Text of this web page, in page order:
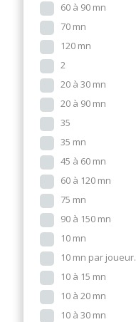
60 à 90 mn
70 mn
120 mn
2
20 à 30 mn
20 à 90 mn
35
35 mn
45 à 60 mn
60 à 120 mn
75 mn
90 à 150 mn
10 mn
10 mn par joueur.
10 à 15 mn
10 à 20 mn
10 à 30 mn